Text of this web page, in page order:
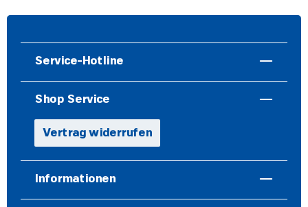
Service-Hotline
Shop Service
Vertrag widerrufen
Informationen